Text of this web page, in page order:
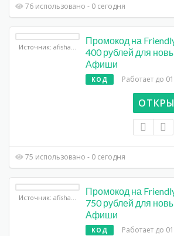
76 использовано - 0 сегодня
Промокод на
400 рублей для
Афиши
КОД Работает до
75 использовано - 0 сегодня
Источник: afisha.yandex.ru
Промокод на
750 рублей для
Афиши
КОД Работает до